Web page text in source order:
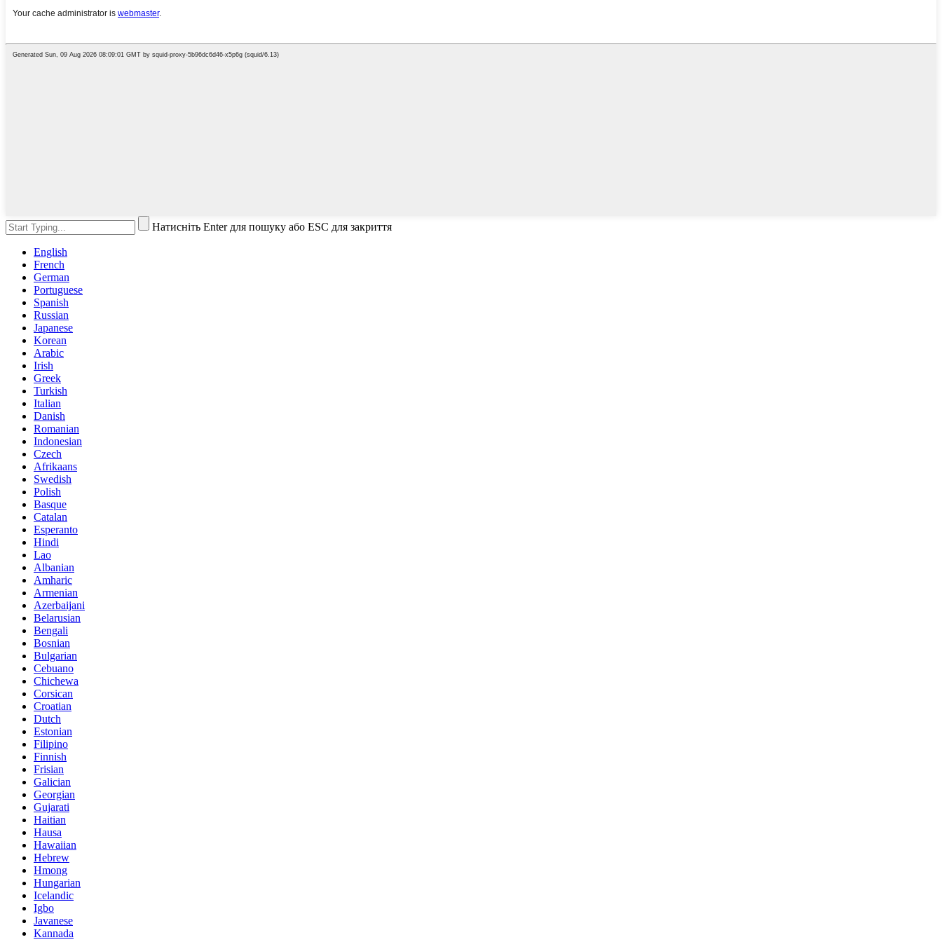
Натисніть Enter для пошуку або ESC для закриття
English
French
German
Portuguese
Spanish
Russian
Japanese
Korean
Arabic
Irish
Greek
Turkish
Italian
Danish
Romanian
Indonesian
Czech
Afrikaans
Swedish
Polish
Basque
Catalan
Esperanto
Hindi
Lao
Albanian
Amharic
Armenian
Azerbaijani
Belarusian
Bengali
Bosnian
Bulgarian
Cebuano
Chichewa
Corsican
Croatian
Dutch
Estonian
Filipino
Finnish
Frisian
Galician
Georgian
Gujarati
Haitian
Hausa
Hawaiian
Hebrew
Hmong
Hungarian
Icelandic
Igbo
Javanese
Kannada